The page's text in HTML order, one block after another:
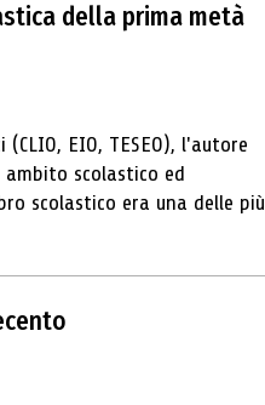
della prima metà
EIO, TESEO), l'autore
scolastico ed
scolastico era una delle più